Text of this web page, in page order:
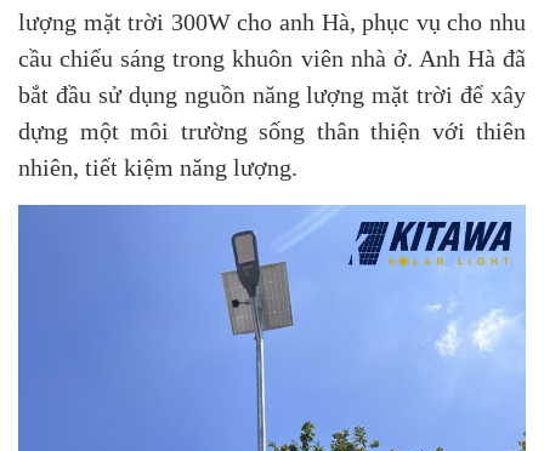
lượng mặt trời 300W cho anh Hà, phục vụ cho nhu
cầu chiếu sáng trong khuôn viên nhà ở. Anh Hà đã
bắt đầu sử dụng nguồn năng lượng mặt trời để xây
dựng một môi trường sống thân thiện với thiên
nhiên, tiết kiệm năng lượng.